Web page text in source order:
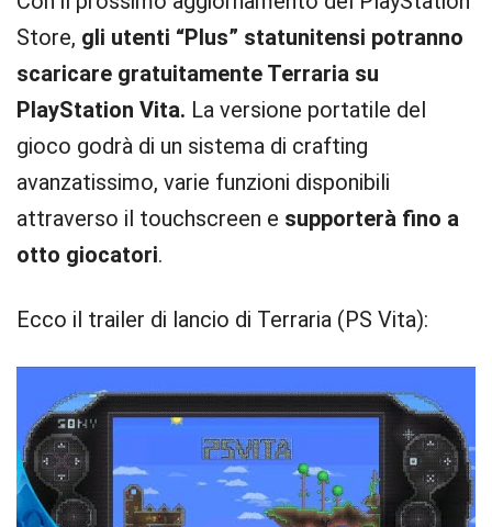
Store, gli utenti “Plus” statunitensi potranno
scaricare gratuitamente Terraria su
PlayStation Vita. La versione portatile del
gioco godrà di un sistema di crafting
avanzatissimo, varie funzioni disponibili
attraverso il touchscreen e supporterà fino a
otto giocatori.
Ecco il trailer di lancio di Terraria (PS Vita):